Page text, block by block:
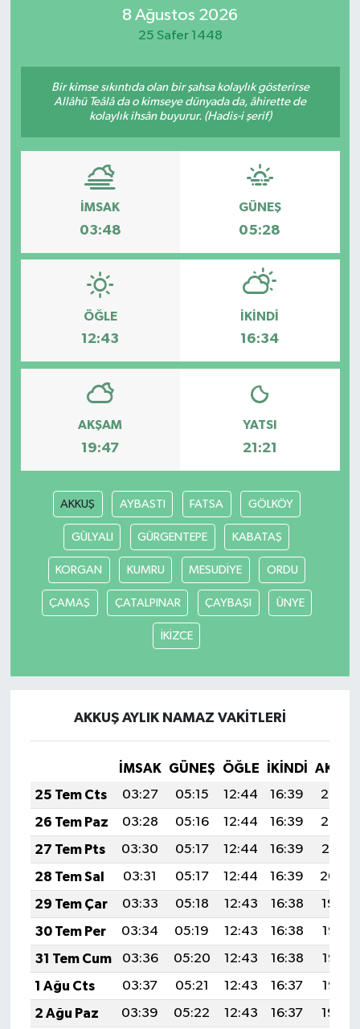
8 Ağustos 2026
25 Safer 1448
Bir kimse sıkıntıda olan bir şahsa kolaylık gösterirse
Allâhü Teâlâ da o kimseye dünyada da, âhirette de
kolaylık ihsân buyurur. (Hadis-i şerif)
İMSAK
03:48
GÜNEŞ
05:28
ÖĞLE
12:43
İKINDI
16:34
AKŞAM
19:47
YATSI
21:21
AKKUŞ AYBASTI FATSA GÖLKÖY
GÜLYALI GÜRGENTEPE KABATAŞ
KORGAN KUMRU MESUDİYE ORDU
ÇAMAŞ ÇATALPINAR ÇAYBAŞI ÜNYE
İKİZCE
AKKUŞ AYLIK NAMAZ VAKITLERI
İMSAK GÜNEŞ ÖĞLE İKINDI
25 Tem Cts
03:27 05:15 12:44 16:39
20:02
26 Tem Paz
03:28 05:16 12:44 16:39
20:02
27 Tem Pts
03:30 05:17 12:44 16:39
20:01
28 Tem Sal
03:31 05:17 12:44 16:39
20:00
29 Tem Çar
03:33 05:18 12:43 16:38
19:59
30 Tem Per
03:34 05:19 12:43 16:38
19:58
31 Tem Cum
03:36 05:20 12:43 16:38
19:57
1 Ağu Cts
03:37 05:21 12:43 16:37
19:56
2 Ağu Paz
03:39 05:22 12:43 16:37
19:54